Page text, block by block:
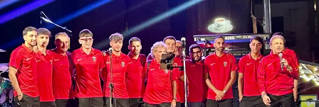
Attualità
Economia e lavoro
Italia Mondo